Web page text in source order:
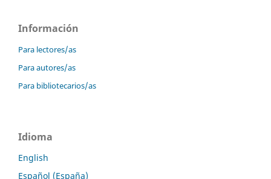
Información
Para lectores/as
Para autores/as
Para bibliotecarios/as
Idioma
English
Español (España)